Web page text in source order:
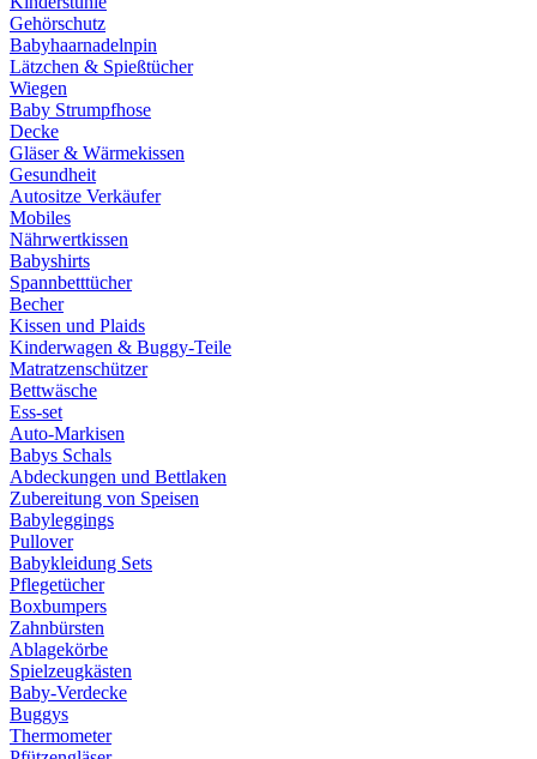
Gehörschutz
Babyhaarnadelnpin
Lätzchen & Spießtücher
Wiegen
Baby Strumpfhose
Decke
Gläser & Wärmekissen
Gesundheit
Autositze Verkäufer
Mobiles
Nährwertkissen
Babyshirts
Spannbetttücher
Becher
Kissen und Plaids
Kinderwagen & Buggy-Teile
Matratzenschützer
Bettwäsche
Ess-set
Auto-Markisen
Babys Schals
Abdeckungen und Bettlaken
Zubereitung von Speisen
Babyleggings
Pullover
Babykleidung Sets
Pflegetücher
Boxbumpers
Zahnbürsten
Ablagekörbe
Spielzeugkästen
Baby-Verdecke
Buggys
Thermometer